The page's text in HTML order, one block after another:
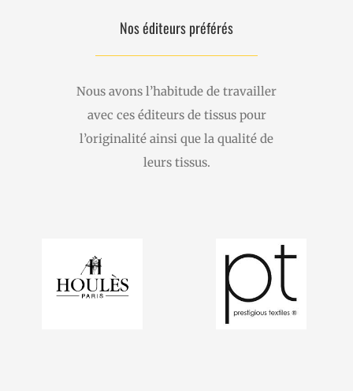
Nos éditeurs préférés
Nous avons l’habitude de travailler
avec ces éditeurs de tissus pour
l’originalité ainsi que la qualité de
leurs tissus.